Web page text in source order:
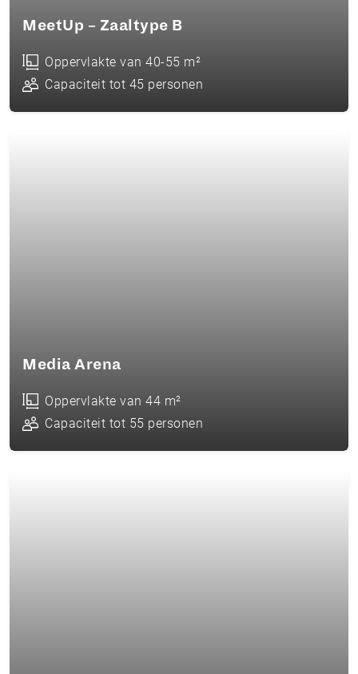
MeetUp – Zaaltype B
Oppervlakte van 40-55 m²
Capaciteit tot 45 personen
Media Arena
Oppervlakte van 44 m²
Capaciteit tot 55 personen